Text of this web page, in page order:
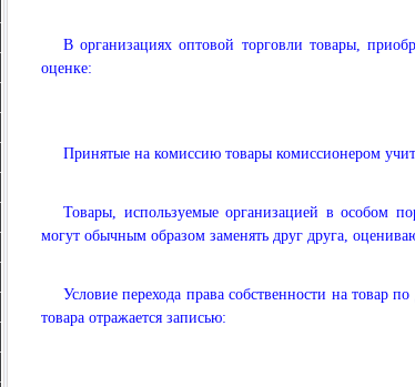
В организациях оптовой торговли товары,
оценке:
Принятые на комиссию товары комиссионером
Товары, используемые организацией в особом
могут обычным образом заменять друг друга,
Условие перехода права собственности на товар
товара отражается записью: